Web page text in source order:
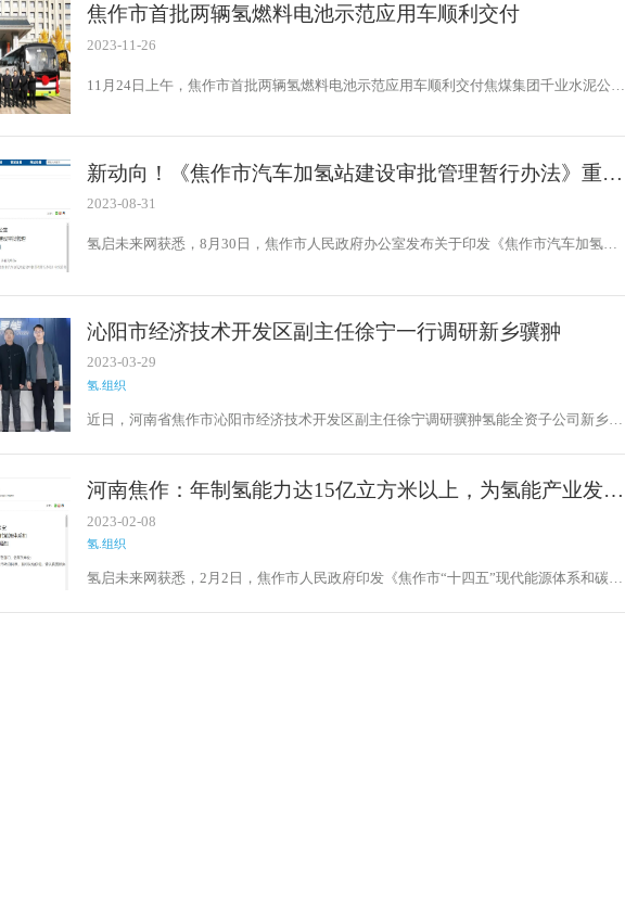
焦作市首批两辆氢燃料电池示范应用车顺利交付
2023-11-26
11月24日上午，焦作市首批两辆氢燃料电池示范应用车顺利交付焦煤集团千业水泥公
新动向！《焦作市汽车加氢站建设审批管理暂行办法》重磅
出台
2023-08-31
氢启未来网获悉，8月30日，焦作市人民政府办公室发布关于印发《焦作市汽车加氢站
沁阳市经济技术开发区副主任徐宁一行调研新乡骥翀
2023-03-29
氢.组织
近日，河南省焦作市沁阳市经济技术开发区副主任徐宁调研骥翀氢能全资子公司新乡骥
王泽蕴，招商局招商管理科负责人李飞、王凯，招商服务部部长黄涛，招商服务部职员
任露露等陪同参观。新乡骥翀副总经理刘国锋接待来访。
河南焦作：年制氢能力达15亿立方米以上，为氢能产业发展
提供丰富氢源供给
2023-02-08
氢.组织
氢启未来网获悉，2月2日，焦作市人民政府印发《焦作市“十四五”现代能源体系和碳达